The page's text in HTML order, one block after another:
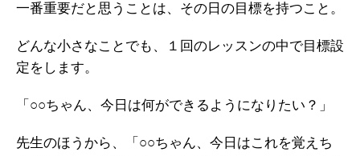
一番重要だと思うことは、その日の目標を持つこと。
どんな小さなことでも、１回のレッスンの中で目標設
定をします。
「○○ちゃん、今日は何ができるようになりたい？」
先生のほうから、「○○ちゃん、今日はこれを覚えち